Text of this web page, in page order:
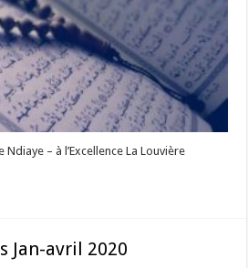
– à l’Excellence La Louvière
Jan-avril 2020